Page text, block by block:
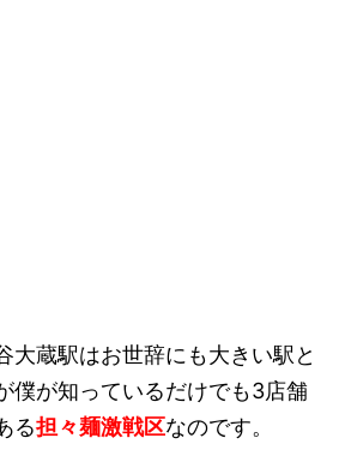
大蔵駅はお世辞にも大きい駅と
僕が知っているだけでも3店舗
る担々麺激戦区なのです。